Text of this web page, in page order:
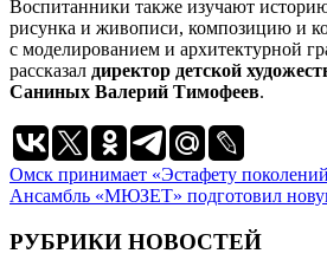
Воспитанники также изучают
рисунка и живописи, композицию и
с моделированием и архитектурной
рассказал директор детской
Саниных Валерий Тимофеев.
Навигация
по
записям
Омск принимает «Эстафету
Ансамбль «МЮЗЕТ» подготовил
РУБРИКИ НОВОСТЕЙ